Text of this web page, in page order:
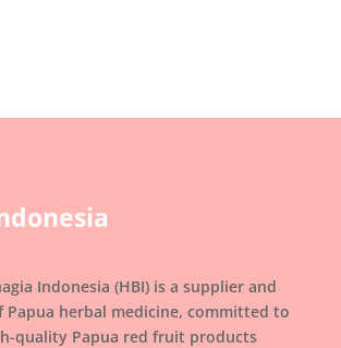
Indonesia (HBI) is a supplier and
herbal medicine, committed to
quality Papua red fruit products